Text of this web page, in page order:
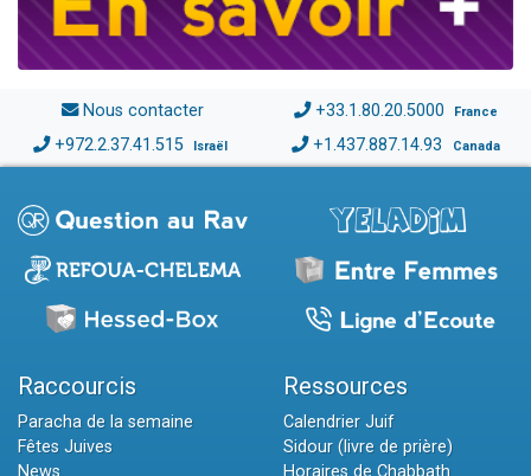
Nous contacter +33.1.80.20.5000 France
+972.2.37.41.515 Israël +1.437.887.14.93 Canada
Raccourcis
Paracha de la semaine
Fêtes Juives
Ressources
Calendrier Juif
Sidour (livre de prière)